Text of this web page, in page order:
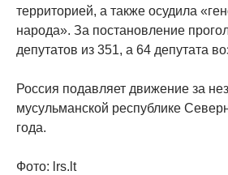
территорией, а также осудила
народа». За постановление
депутатов из 351, а 64 депутата
Россия подавляет движение за
мусульманской республике
года.
Фото: lrs.lt